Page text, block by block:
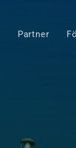
Partner